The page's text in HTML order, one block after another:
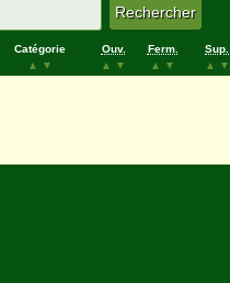
Catégorie
▲
▼
Ouv.
▲
▼
Ferm.
▲
▼
Sup.
▲
▼